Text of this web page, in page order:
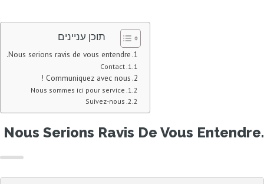
תוכן עניינים
Nous serions ravis de vous entendre.
Contact
Communiquez avec nous !
Nous sommes ici pour service
Suivez-nous
Nous Serions Ravis De Vous Entendre.